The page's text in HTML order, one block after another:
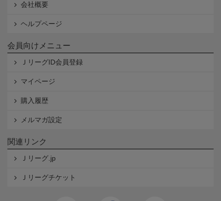
会社概要
ヘルプページ
会員向けメニュー
ＪリーグID会員登録
マイページ
購入履歴
メルマガ設定
関連リンク
Ｊリーグ.jp
Ｊリーグチケット